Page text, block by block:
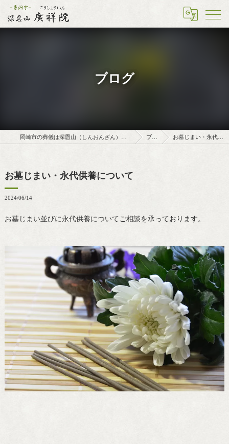
ブログ
ブログ お墓じまい・永代供養について
お墓じまい・永代供養について
2024/06/14
お墓じまい並びに永代供養についてご相談を承っております。